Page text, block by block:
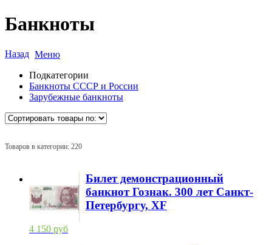
Банкноты
Назад Меню
Подкатегории
Банкноты СССР и России
Зарубежные банкноты
Товаров в категории: 220
Билет демонстрационный
банкнот Гознак. 300 лет Санкт-
Петербургу, XF
4 150 руб